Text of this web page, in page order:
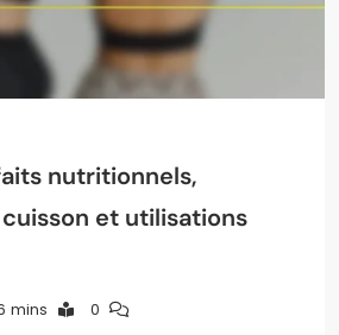
nutritionnels,
et utilisations
mins 0